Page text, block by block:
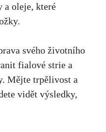
a oleje, které
svého životního
fialové strie a
Mějte trpělivost a
vidět výsledky,